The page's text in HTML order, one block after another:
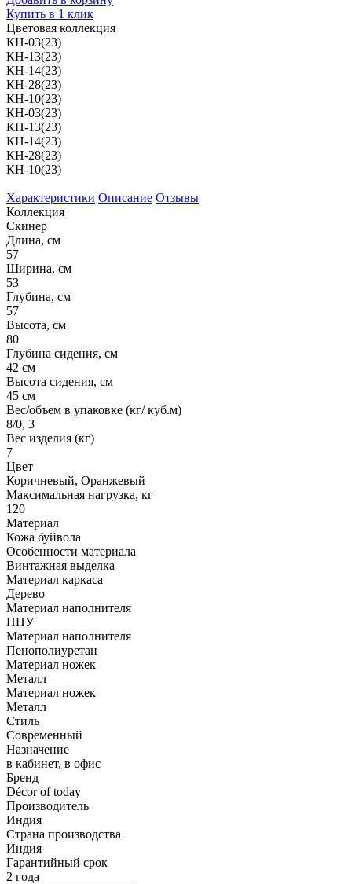
Купить в 1 клик
Цветовая коллекция
КН-03(23)
КН-13(23)
КН-14(23)
КН-28(23)
КН-10(23)
КН-03(23)
КН-13(23)
КН-14(23)
КН-28(23)
КН-10(23)
Характеристики Описание Отзывы
Коллекция
Скинер
Длина, см
57
Ширина, см
53
Глубина, см
57
Высота, см
80
Глубина сидения, см
42 см
Высота сидения, см
45 см
Вес/объем в упаковке (кг/ куб.м)
8/0, 3
Вес изделия (кг)
7
Цвет
Коричневый, Оранжевый
Максимальная нагрузка, кг
120
Материал
Кожа буйвола
Особенности материала
Винтажная выделка
Материал каркаса
Дерево
Материал наполнителя
ППУ
Материал наполнителя
Пенополиуретан
Материал ножек
Металл
Материал ножек
Металл
Стиль
Современный
Назначение
в кабинет, в офис
Бренд
Décor of today
Производитель
Индия
Страна производства
Индия
Гарантийный срок
2 года